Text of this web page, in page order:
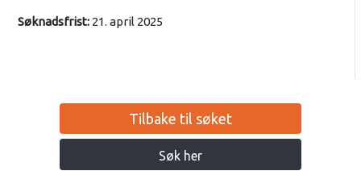
Søknadsfrist:21. april 2025
Tilbake til søket
Søk her